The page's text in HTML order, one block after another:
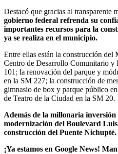
Destacó que gracias al transparente
gobierno federal refrenda su
importantes recursos para la
ya se realiza en el municipio.
Entre ellas están la construcción del
Centro de Desarrollo Comunitario y
101; la renovación del parque y
en la SM 227; la construcción de
gimnasio de box y parque público
de Teatro de la Ciudad en la SM 20.
Además de la millonaria
modernización del Boulevard
construcción del Puente Nichupté.
¡Ya estamos en Google News!